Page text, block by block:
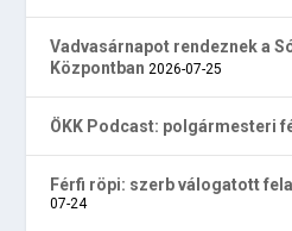
Vadvasárnapot rendeznek a
Központban 2026-07-25
ÖKK Podcast: polgármesteri
Férfi röpi: szerb válogatott
07-24